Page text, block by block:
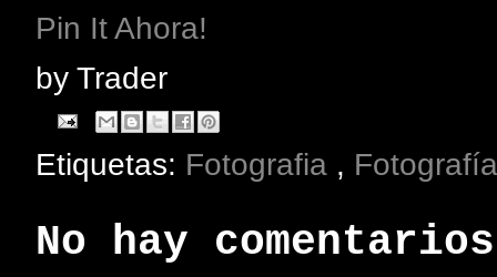
Pin It Ahora!
by Trader
Etiquetas: Fotografia ,
No hay